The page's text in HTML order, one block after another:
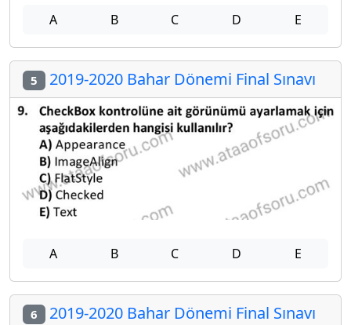
A B C D E
5 2019-2020 Bahar Dönemi Final Sınavı
A B C D E
6 2019-2020 Bahar Dönemi Final Sınavı